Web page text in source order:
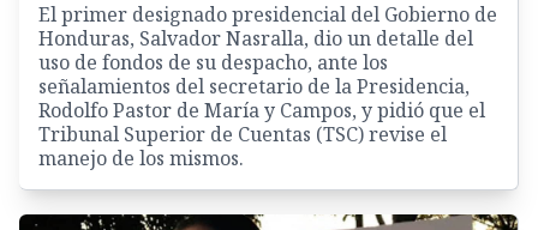
El primer designado presidencial del Gobierno de
Honduras, Salvador Nasralla, dio un detalle del
uso de fondos de su despacho, ante los
señalamientos del secretario de la Presidencia,
Rodolfo Pastor de María y Campos, y pidió que el
Tribunal Superior de Cuentas (TSC) revise el
manejo de los mismos.